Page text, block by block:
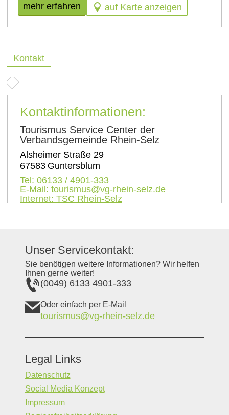
mehr erfahren auf Karte anzeigen
Kontakt
Kontaktinformationen:
Tourismus Service Center der
Verbandsgemeinde Rhein-Selz
Alsheimer Straße 29
67583 Guntersblum
Tel: 06133 / 4901-333
E-Mail: tourismus@vg-rhein-selz.de
Internet: TSC Rhein-Selz
Unser Servicekontakt:
Sie benötigen weitere Informationen? Wir helfen
Ihnen gerne weiter!
(0049) 6133 4901-333
Oder einfach per E-Mail
tourismus@vg-rhein-selz.de
Legal Links
Datenschutz
Social Media Konzept
Impressum